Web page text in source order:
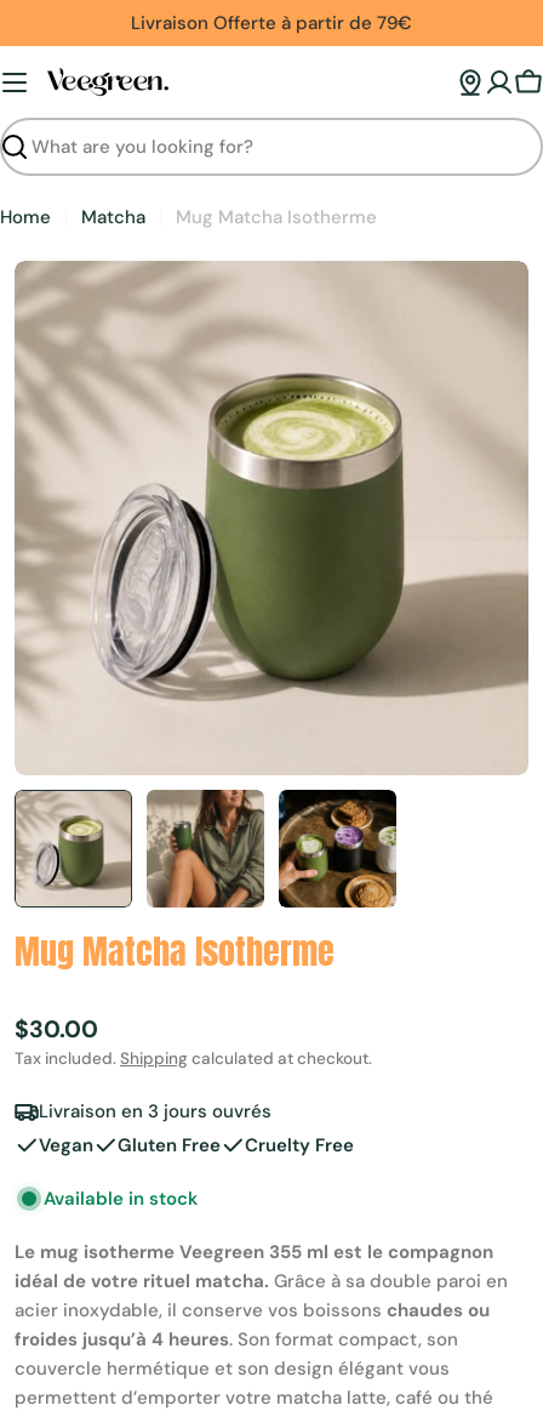
to
content
Livraison Offerte à partir de 79€
Search
Home Matcha Mug Matcha Isotherme
Mug Matcha Isotherme
Regular
price
$30.00
Tax included.Shippingcalculated at checkout.
Livraison en 3 jours ouvrés
Vegan
Gluten Free Cruelty Free
Available in stock
Le mug isotherme Veegreen 355 ml est le compagnon
idéal de votre rituel matcha. Grâce à sa double paroi en
acier inoxydable, il conserve vos boissons chaudes ou
froides jusqu’à 4 heures. Son format compact, son
couvercle hermétique et son design élégant vous
permettent d’emporter votre matcha latte, café ou thé